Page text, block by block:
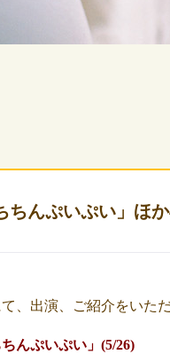
ちんぷいぷい」ほ
、出演、ご紹介をいただ
んぷいぷい」(5/26)